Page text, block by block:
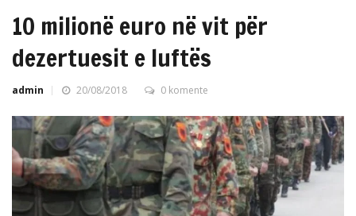
10 milionë euro në vit për
dezertuesit e luftës
admin 20/08/2018 0 komente